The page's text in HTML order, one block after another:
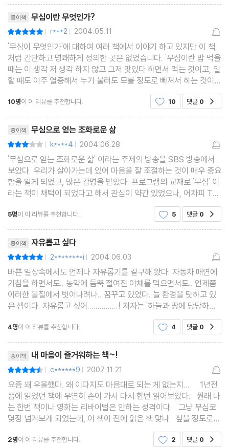
감정이입 하지 마라
나 사랑해?
몸은 자동차?마음은 짐
콧노래 부르면서
너무 바쁜 사람들
무엇을 위하여 자신을 바치나
일단 보류하기
무심_ 바다 같은 사람
마음이 열리면
다른 세계가 있다
우주의 심정
착한 마음
나는 소인이로소이다
중용이란
성격은 운명
나의 기준이 옳은가
무심_ 갈등이 있을 때
받아들이지 못하는 이유
감정적인 일처리
남의 일에 상관 말기
내가 먼저 꿰어드리죠
우주…
먼저 손을 내밀어야
멤버쉽과 리더쉽
유능한 사람
소리 내면서 일하는 스타일
종이책 무심이란 무엇인가?
| r***2 | 2004.05.11
'무심이 무엇인가'에 대하여 여러 책에서 이야기 하고 있지만 이 책
처럼 간단하고 명쾌하게 정의한 곳은 없었습니다. '무심이란 밥 먹을
때는 이 생각 저 생각 하지 않고 그저 맛있다 하면서 먹는 것이고, 일
할 때도 아주 열중해서 누가 불러도 모를 정도로 빠져서 하는 것이
며, 명상할 때도 집중해서 명상하는 것이다. 아무 생각도 없는 것이
무심이 아니라 한번에 한가지만 하는 것
10명이 이 리뷰를 추천합니다. 10 댓글 0
종이책 무심으로 얻는 조화로운 삶
| k****4 | 2004.06.28
'무심으로 얻는 조화로운 삶' 이라는 주제의 방송을 SBS 방송에서
보았다. 우리가 살아가는데 있어 마음을 잘 조절하는 것이 매우 중요
함을 알게 되었고, 많은 감명을 받았다. 프로그램의 교재로 '무심' 이
라는 책이 채택이 되었다고 해서 관심이 약간 있었으나, 어차피 TV
에서 본 내용들이 나오겠거니 굳이 사 볼 생각을 하지 않았다. 며칠
후 우연히 서점에 갔다가 '무심' 책을 보게 되
5명이 이 리뷰를 추천합니다. 5 댓글 0
종이책 자유롭고 싶다
| 2********i | 2004.06.03
바쁜 일상속에서도 언제나 자유롭기를 갈구해 왔다. 자동차 매연에
기침을 하면서도.. 농약에 듬뿍 절여진 야채를 먹으면서도.. 언제쯤
이러한 물질에서 벗어나려나.. 꿈꾸고 있었다. 늘 환경을 탓하고 있
은 셈이다. 자유롭고 싶어...............! 저자는 '하늘과 땅에 당당하기
에 앞서 스스로에게 당당할 수 있다면 자유로운 사람'이라고 얘기한
다. '남들이 날 어떻게 생각하는가?
4명이 이 리뷰를 추천합니다. 4 댓글 0
종이책 내 마음이 즐거워하는 책~!
| c******9 | 2007.11.21
요즘 꽤 우울했다. 왜 이다지도 마음대로 되는 게 없는지... 1년전
쯤에 읽었던 책에 우연히 손이 가서 다시 한번 읽어보았다. 원래 나
는 한번 책이나 영화는 리바이벌은 안하는 성격이다. 그냥 무심코
몇장 넘겨보게 되었는데, 이 책이 전에 읽은 책 맞나 싶을 정도로
내용이 새롭고 마음에 가깝게 다가와서 참 신기할 지경이다. 그럼
1년전에는 왜 그렇게 가
2명이 이 리뷰를 추천합니다. 2 댓글 0